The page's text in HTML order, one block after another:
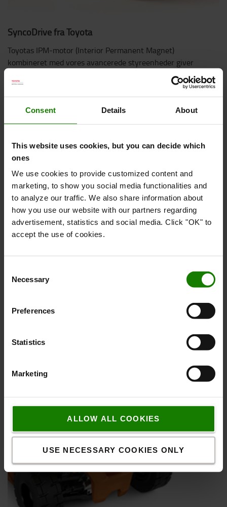
Consent Details About
This website uses cookies, but you can decide which
ones
We use cookies to provide customized content and
marketing, to show you social media functionalities and
to analyze our traffic. We also share information about
how you use our website with our partners regarding
advertisement, statistics and social media. Click "OK" to
accept the use of cookies.
Selection
Necessary
Preferences
Statistics
Marketing
ALLOW ALL COOKIES
USE NECESSARY COOKIES ONLY
SyncoDrive fra Toyota
Toyotas IPM-motor (Interior Permanent Magnet)
kombineret med vores avancerede styreenheder giver
forbedret ydeevne, samtidig med at energiforbruget
minimeres.
Den fuldt affjedrede kabine giver en fremragende og